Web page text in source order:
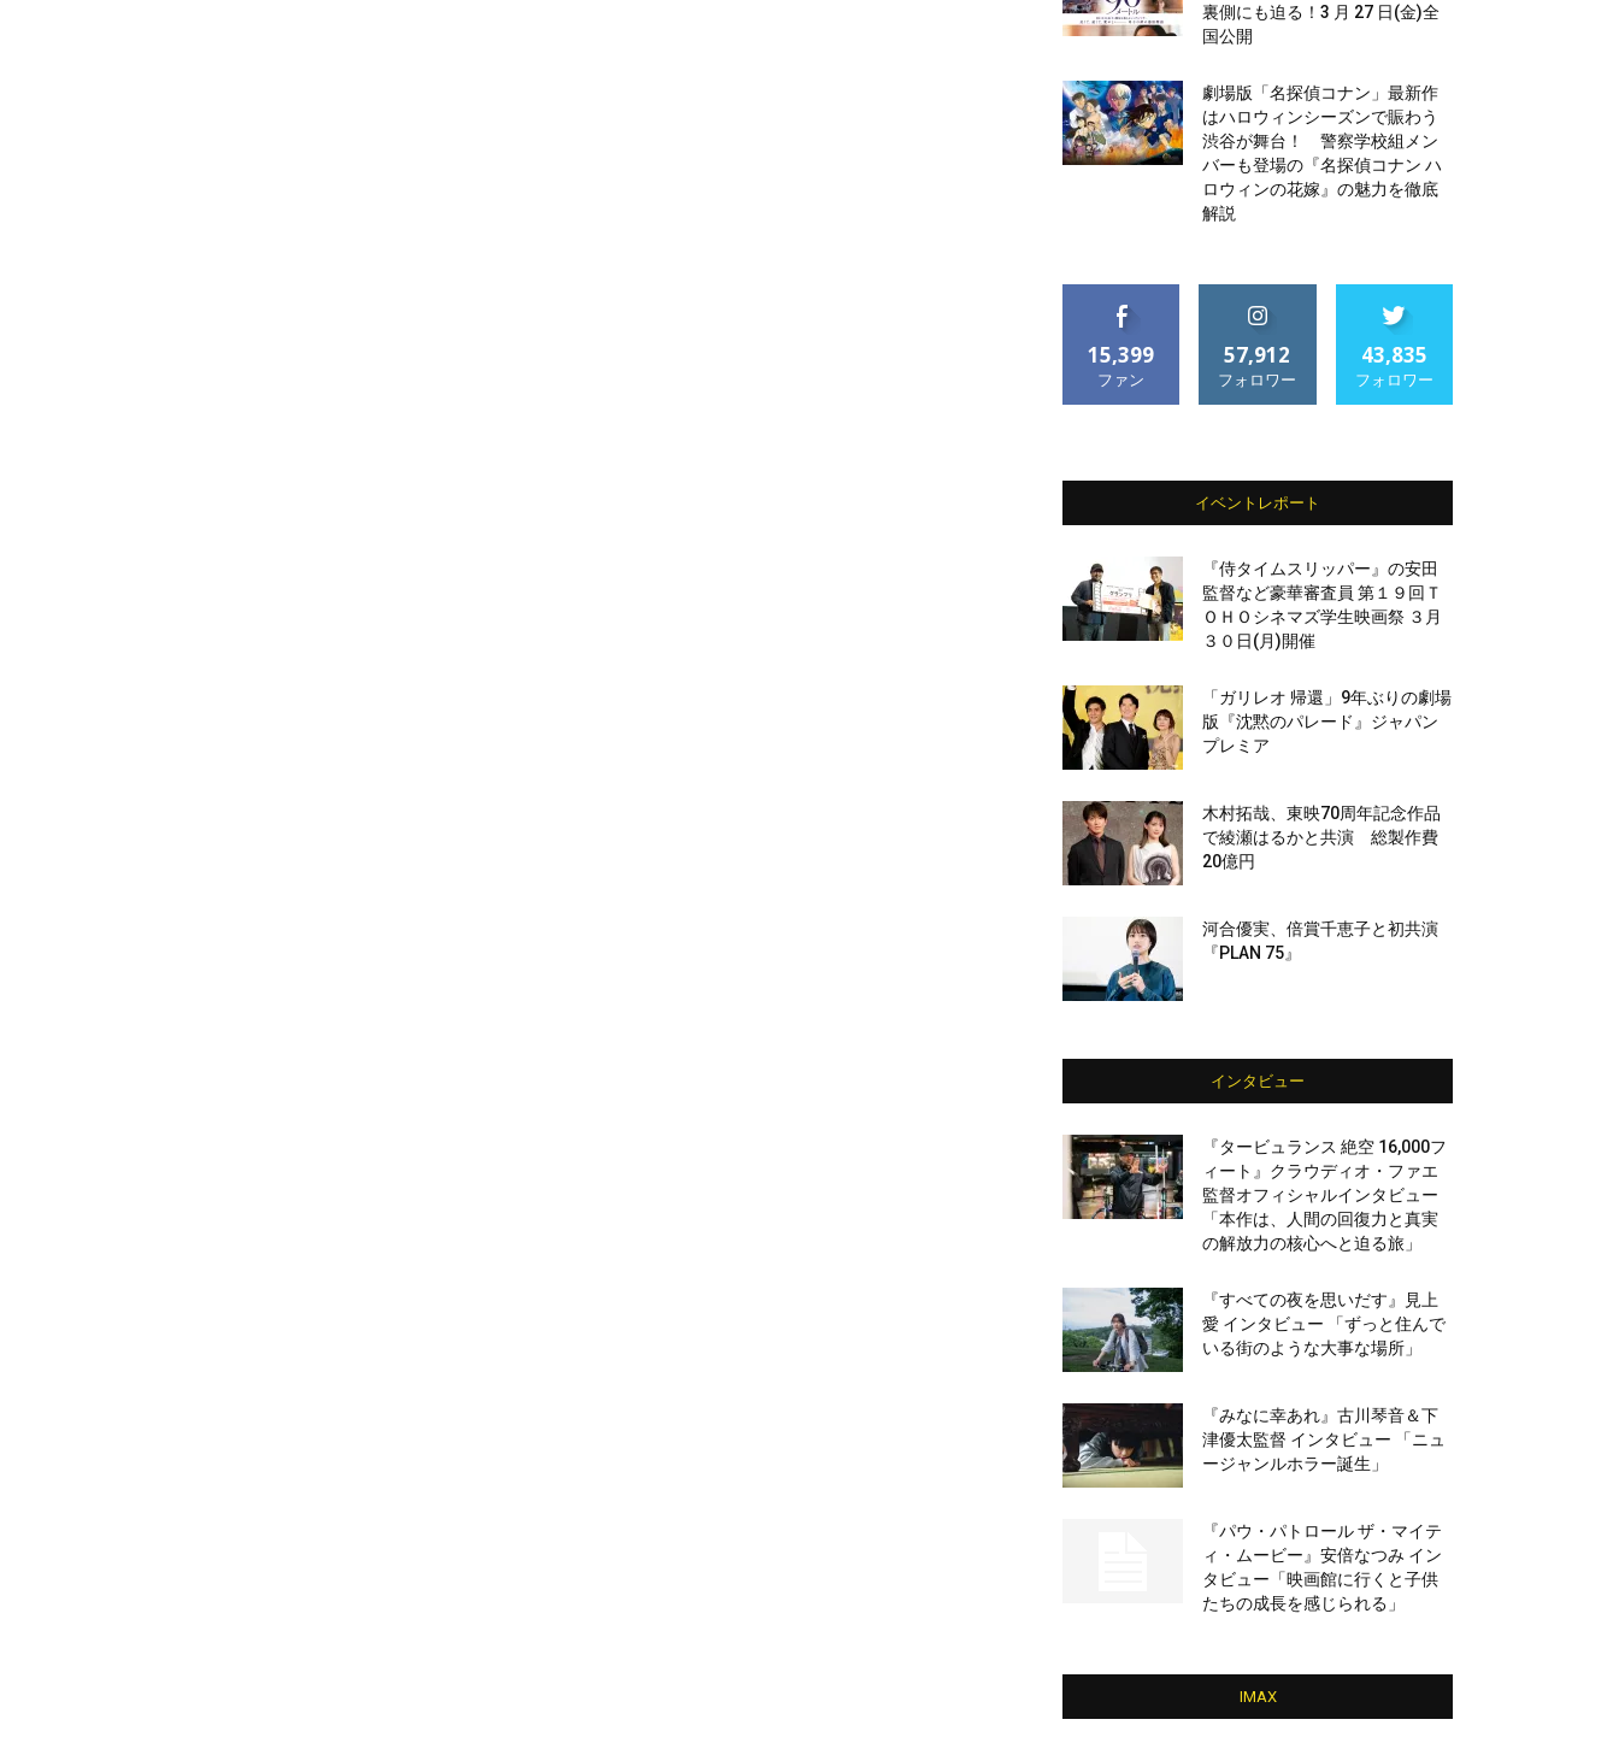
裏側にも迫る！3 月 27 日(金)全
国公開
劇場版「名探偵コナン」最新作
はハロウィンシーズンで賑わう
渋谷が舞台！ 警察学校組メン
バーも登場の『名探偵コナン ハ
ロウィンの花嫁』の魅力を徹底
解説
15,399
ファン
57,912
フォロワー
43,835
フォロワー
イベントレポート
『侍タイムスリッパー』の安田
監督など豪華審査員 第１９回Ｔ
ＯＨＯシネマズ学生映画祭 ３月
３０日(月)開催
「ガリレオ 帰還」9年ぶりの劇場
版『沈黙のパレード』ジャパン
プレミア
木村拓哉、東映70周年記念作品
で綾瀬はるかと共演 総製作費
20億円
河合優実、倍賞千恵子と初共演
『PLAN 75』
インタビュー
『タービュランス 絶空 16,000フ
ィート』クラウディオ・ファエ
監督オフィシャルインタビュー
「本作は、人間の回復力と真実
の解放力の核心へと迫る旅」
『すべての夜を思いだす』見上
愛 インタビュー 「ずっと住んで
いる街のような大事な場所」
『みなに幸あれ』古川琴音＆下
津優太監督 インタビュー 「ニュ
ージャンルホラー誕生」
『パウ・パトロール ザ・マイテ
ィ・ムービー』安倍なつみ イン
タビュー「映画館に行くと子供
たちの成長を感じられる」
IMAX